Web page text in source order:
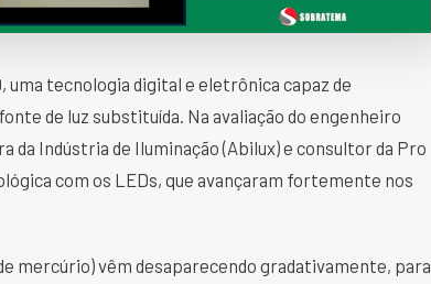
uma tecnologia digital e eletrônica capaz de
de luz substituída. Na avaliação do engenheiro
da Indústria de Iluminação (Abilux) e consultor da Pro
com os LEDs, que avançaram fortemente nos
mercúrio) vêm desaparecendo gradativamente, para